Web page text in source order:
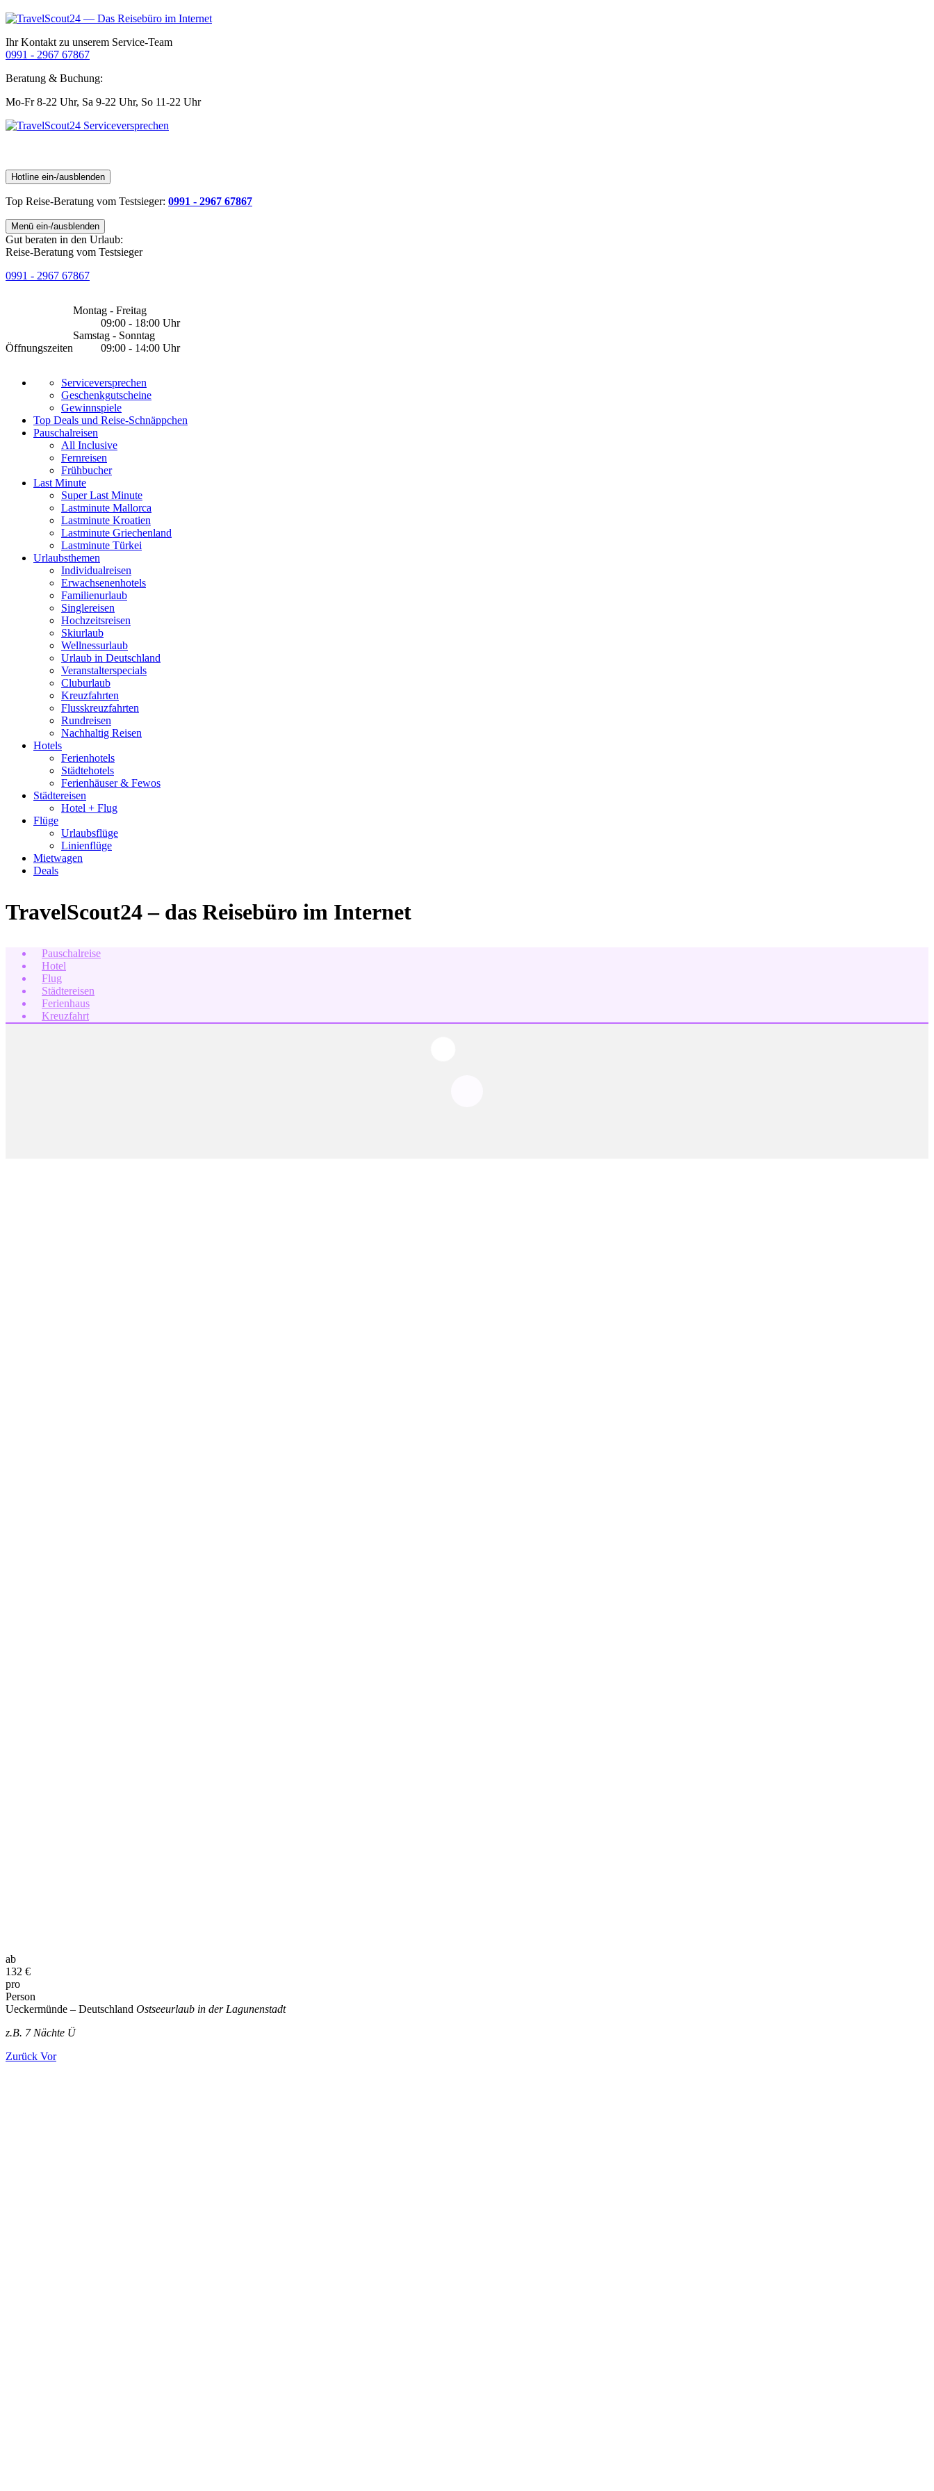
Ihr Kontakt zu unserem Service-Team
0991 - 2967 67867
Beratung & Buchung:
Mo-Fr 8-22 Uhr, Sa 9-22 Uhr, So 11-22 Uhr
Hotline ein-/ausblenden
Top Reise-Beratung vom Testsieger: 0991 - 2967 67867
Menü ein-/ausblenden
Gut beraten in den Urlaub:
Reise-Beratung vom Testsieger
0991 - 2967 67867
Öffnungszeiten
Montag - Freitag
09:00 - 18:00 Uhr
Samstag - Sonntag
09:00 - 14:00 Uhr
Serviceversprechen
Geschenkgutscheine
Gewinnspiele
Top Deals und Reise-Schnäppchen
Pauschalreisen
All Inclusive
Fernreisen
Frühbucher
Last Minute
Super Last Minute
Lastminute Mallorca
Lastminute Kroatien
Lastminute Griechenland
Lastminute Türkei
Urlaubsthemen
Individualreisen
Erwachsenenhotels
Familienurlaub
Singlereisen
Hochzeitsreisen
Skiurlaub
Wellnessurlaub
Urlaub in Deutschland
Veranstalterspecials
Cluburlaub
Kreuzfahrten
Flusskreuzfahrten
Rundreisen
Nachhaltig Reisen
Hotels
Ferienhotels
Städtehotels
Ferienhäuser & Fewos
Städtereisen
Hotel + Flug
Flüge
Urlaubsflüge
Linienflüge
Mietwagen
Deals
TravelScout24 – das Reisebüro im Internet
Pauschalreise
Hotel
Flug
Städtereisen
Ferienhaus
Kreuzfahrt
ab
132 €
pro
Person
Ueckermünde – Deutschland Ostseeurlaub in der Lagunenstadt
z.B. 7 Nächte Ü
Zurück Vor